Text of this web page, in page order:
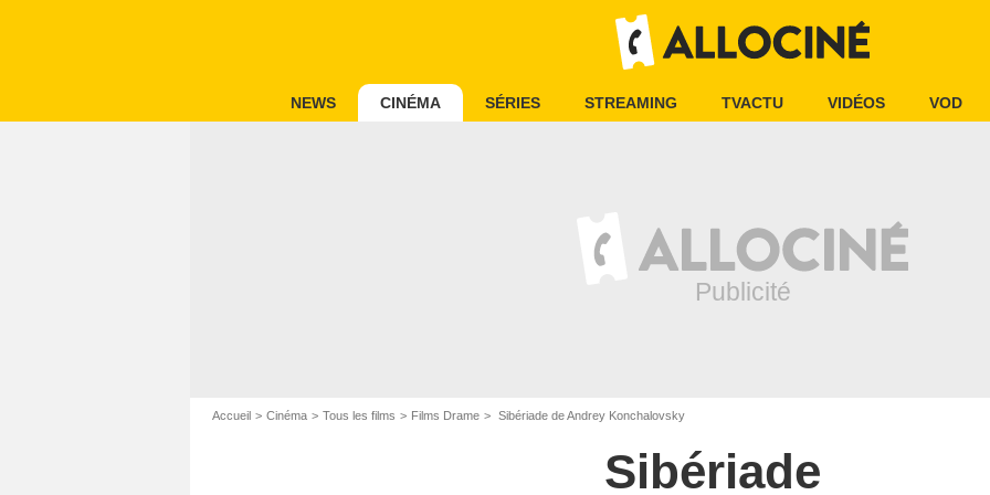
NEWS CINÉMA SÉRIES STREAMING TVACTU VIDÉOS VOD
Accueil Cinéma Tous les films Films Drame Sibériade de Andrey Konchalovsky
Sibériade